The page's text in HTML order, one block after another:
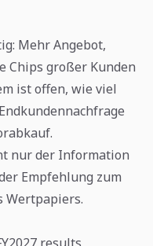
Mehr Angebot,
Chips großer Kunden
ist offen, wie viel
nur der Information
Empfehlung zum
Wertpapiers.